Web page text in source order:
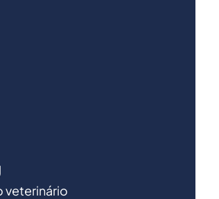
veterinário